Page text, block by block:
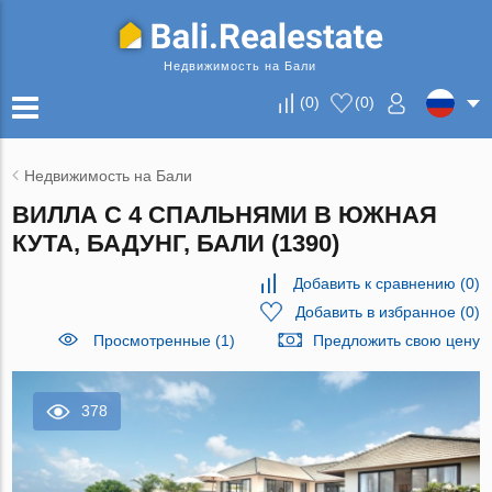
Недвижимость на Бали
(0) (0)
Недвижимость на Бали
ВИЛЛА С 4 СПАЛЬНЯМИ В ЮЖНАЯ
КУТА, БАДУНГ, БАЛИ (1390)
Добавить к сравнению (0)
Добавить в избранное(0)
Просмотренные (1)
Предложить свою цену
378